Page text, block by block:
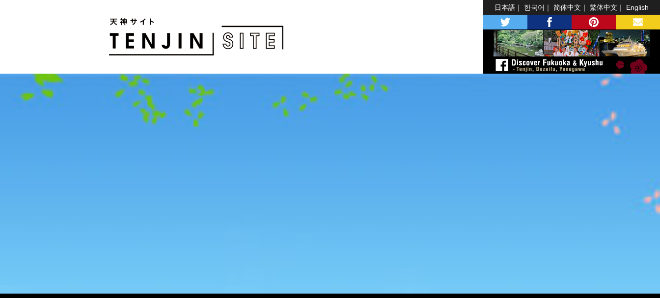
日本語 한국어 简体中文 繁体中文 English
twitter facebook pinterest MAIL